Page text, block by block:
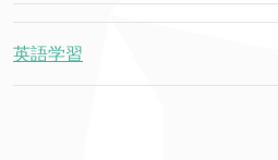
英語学習